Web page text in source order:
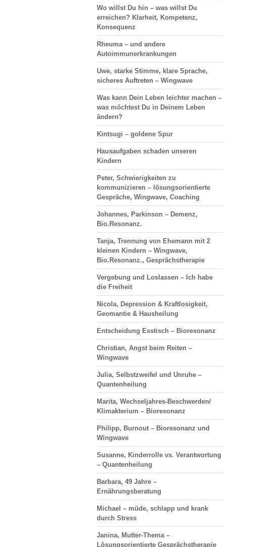
Wo willst Du hin – was willst Du
erreichen? Klarheit, Kompetenz,
Konsequenz
Rheuma – und andere
Autoimmunerkrankungen
Uwe, starke Stimme, klare Sprache,
sicheres Auftreten – Wingwave
Was kann Dein Leben leichter machen –
was möchtest Du in Deinem Leben
ändern?
Kintsugi – goldene Spur
Hausaufgaben schaden unseren
Kindern
Peter, Schwierigkeiten zu
kommunizieren – lösungsorientierte
Gespräche, Wingwave, Coaching
Johannes, Parkinson – Demenz,
Bio.Resonanz.
Tanja, Trennung von Ehemann mit 2
kleinen Kindern – Wingwave,
Bio.Resonanz., Gesprächstherapie
Vergebung und Loslassen – Ich habe
die Freiheit
Nicola, Depression & Kraftlosigkeit,
Geomantie & Hausheilung
Entscheidung Esstisch – Bioresonanz
Christian, Angst beim Reiten –
Wingwave
Julia, Selbstzweifel und Unruhe –
Quantenheilung
Marita, Wechseljahres-Beschwerden/
Klimakterium – Bioresonanz
Philipp, Burnout – Bioresonanz und
Wingwave
Susanne, Kinderrolle vs. Verantwortung
– Quantenheilung
Barbara, 49 Jahre –
Ernährungsberatung
Michael – müde, schlapp und krank
durch Stress
Janina, Mutter-Thema –
Lösungsorientierte Gesprächstherapie